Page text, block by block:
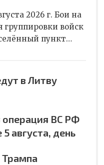
2026 г. Бои на
группировки войск
пункт…
в Литву
операция ВС РФ
августа, день